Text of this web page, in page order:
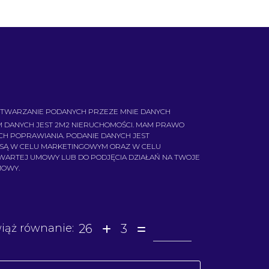
PODANYCH PRZEZE MNIE DANYCH
DANYCH JEST 2M2 NIERUCHOMOŚCI. MAM PRAWO
POPRAWIANIA. PODANIE DANYCH JEST
W CELU MARKETINGOWYM ORAZ W CELU
UMOWY LUB DO PODJĘCIA DZIAŁAŃ NA TWOJE
równanie: 26 3